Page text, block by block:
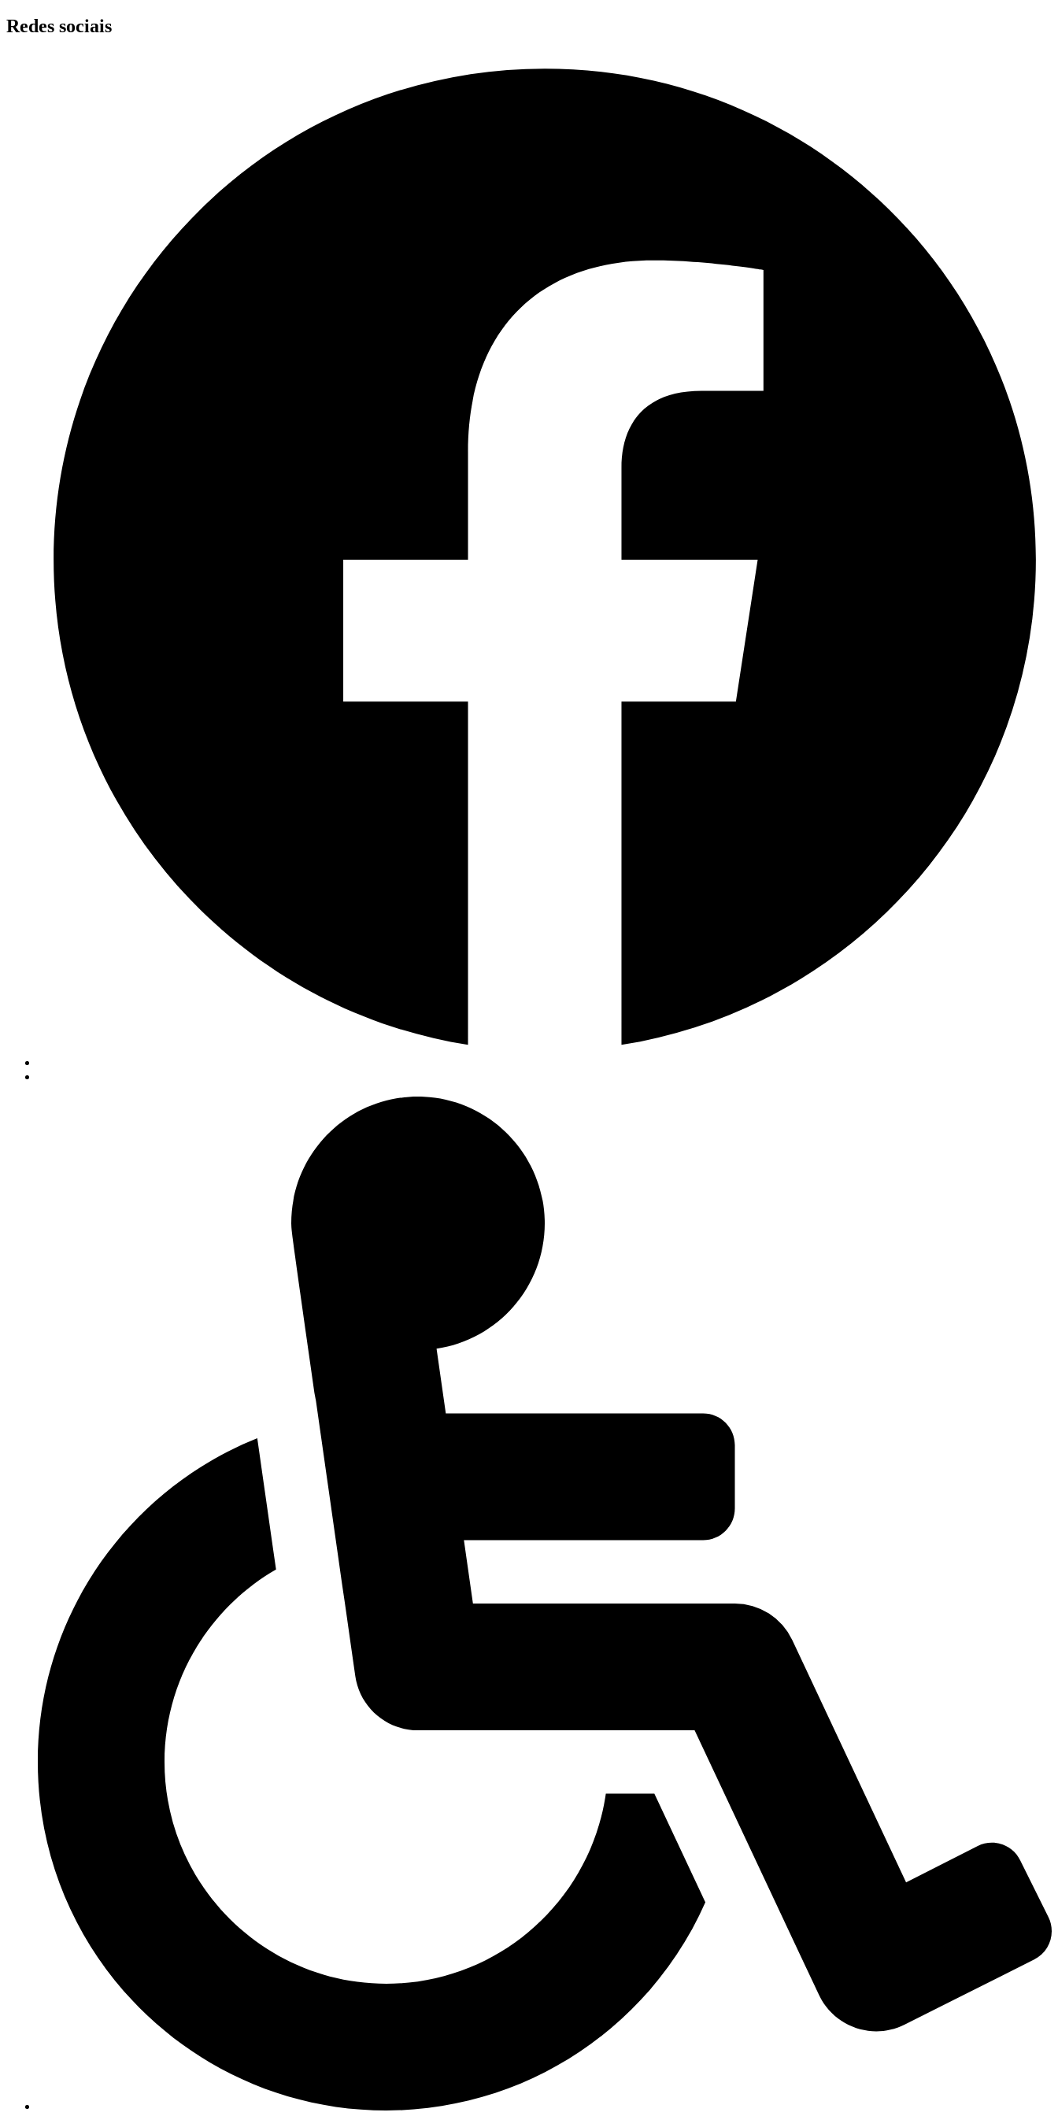
Skip
to
Redes sociais